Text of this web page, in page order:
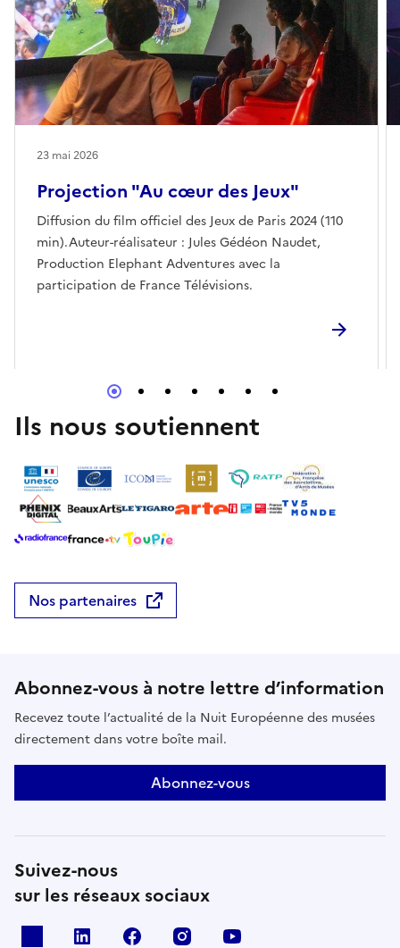
Projection "Au cœur des Jeux"
Diffusion du film officiel des Jeux de Paris 2024 (110
min).Auteur-réalisateur : Jules Gédéon Naudet,
Production Elephant Adventures avec la
participation de France Télévisions.
23 mai 2026
Ils nous soutiennent
Nos partenaires
Abonnez-vous à notre lettre d’information
Recevez toute l’actualité de la Nuit Européenne des musées
directement dans votre boîte mail.
Abonnez-vous
Suivez-nous
sur les réseaux sociaux
Linkedin Facebook Instagram